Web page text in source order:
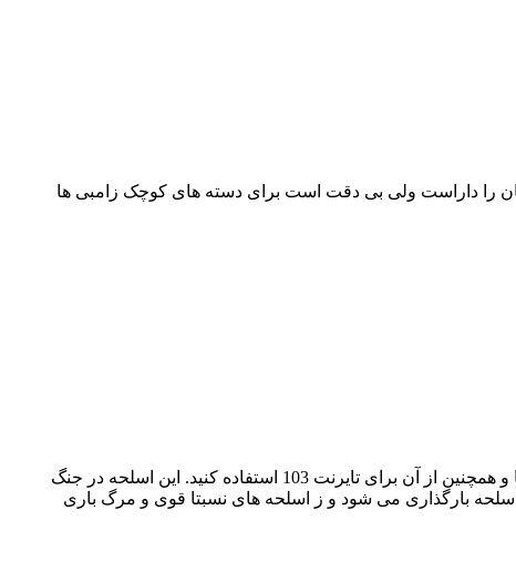
را داراست ولی بی دقت است برای دسته های کوچک زامبی ها
اطلاعات : اسلحه نارنجک انداز معروف و مورد استفاده برای دسته های بزرگ زامبی ها و سگها و همچنین از آن برای تایرنت 103 استفاده کنید. این اسلحه در جنگ
اسلحه بارگذاری می شود و ز اسلحه های نسبتا قوی و مرگ باری